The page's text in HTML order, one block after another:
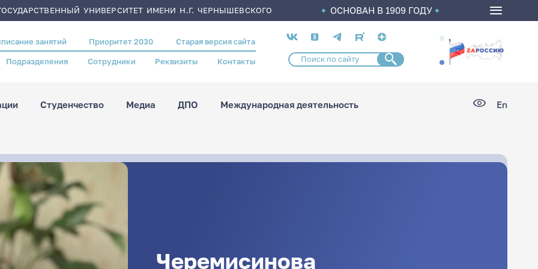
УНИВЕРСИТЕТ ИМЕНИ Н.Г. ЧЕРНЫШЕВСКОГО ОСНОВАН В 1909 ГОДУ
занятий Приоритет 2030 Старая версия сайта
Подразделения Сотрудники Реквизиты Контакты
Социальные
сети
Студенчество Медиа ДПО Международная деятельность En
Черемисинова